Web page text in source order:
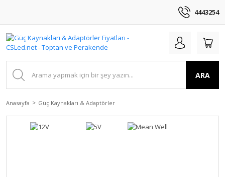
4443254
ARA
Anasayfa Güç Kaynakları & Adaptörler